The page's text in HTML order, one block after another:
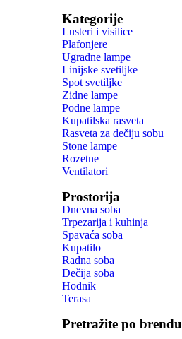
Kategorije
Lusteri i visilice
Plafonjere
Ugradne lampe
Linijske svetiljke
Spot svetiljke
Zidne lampe
Podne lampe
Kupatilska rasveta
Rasveta za dečiju sobu
Stone lampe
Rozetne
Ventilatori
Prostorija
Dnevna soba
Trpezarija i kuhinja
Spavaća soba
Kupatilo
Radna soba
Dečija soba
Hodnik
Terasa
Pretražite po brendu